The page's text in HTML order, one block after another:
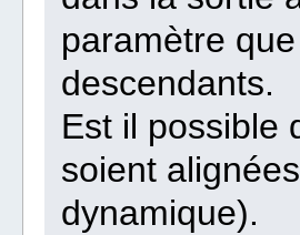
paramètre
descendants.
Est il possible
soient
dynamique).